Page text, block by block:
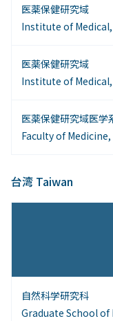
医薬保健研究域
Institute of
医薬保健研究域
Institute of
医薬保健研究域医学
Faculty of
台湾 Taiwan
自然科学研究科
Graduate School